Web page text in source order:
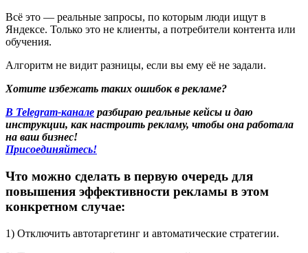
Всё это — реальные запросы, по которым люди ищут в
Яндексе. Только это не клиенты, а потребители контента или
обучения.
Алгоритм не видит разницы, если вы ему её не задали.
Хотите избежать таких ошибок в рекламе?
В Telegram-канале разбираю реальные кейсы и даю
инструкции, как настроить рекламу, чтобы она работала
на ваш бизнес!
Присоединяйтесь!
Что можно сделать в первую очередь для
повышения эффективности рекламы в этом
конкретном случае:
1) Отключить автотаргетинг и автоматические стратегии.